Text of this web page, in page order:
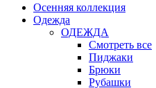
Осенняя коллекция
Одежда
ОДЕЖДА
Смотреть все
Пиджаки
Брюки
Рубашки